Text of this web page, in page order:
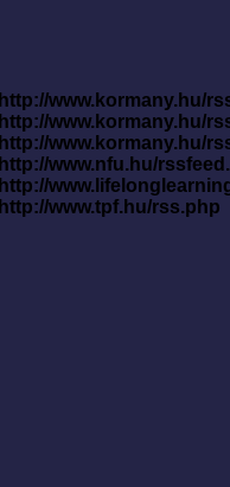
http://www.kormany.hu/
http://www.kormany.hu/
http://www.kormany.hu/
http://www.nfu.hu/
http://
http://www.tpf.hu/rss.php